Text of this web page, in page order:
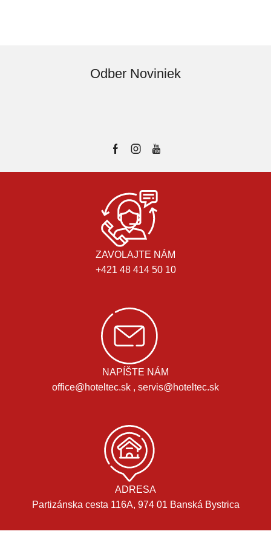
Odber Noviniek
ZAVOLAJTE NÁM
+421 48 414 50 10
NAPÍŠTE NÁM
office@hoteltec.sk , servis@hoteltec.sk
ADRESA
Partizánska cesta 116A, 974 01 Banská Bystrica